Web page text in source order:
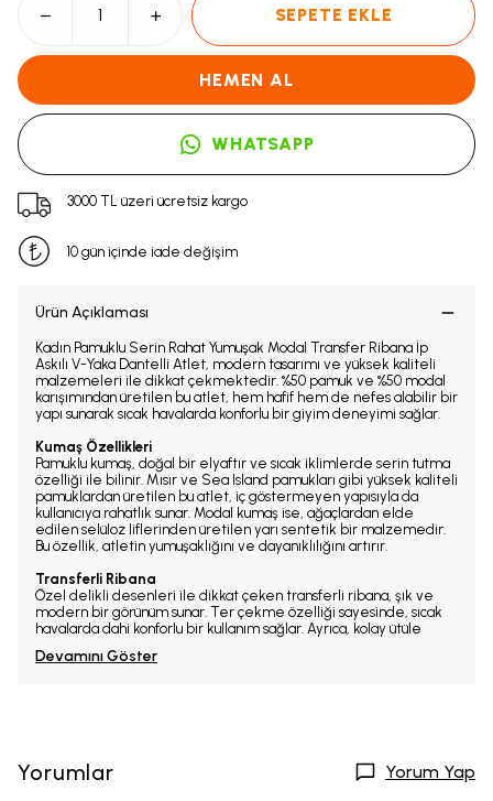
SEPETE EKLE
HEMEN AL
WHATSAPP
3000 TL üzeri ücretsiz kargo
10 gün içinde iade değişim
Ürün Açıklaması
Kadın Pamuklu Serin Rahat Yumuşak Modal Transfer Ribana İp
Askılı V-Yaka Dantelli Atlet, modern tasarımı ve yüksek kaliteli
malzemeleri ile dikkat çekmektedir. %50 pamuk ve %50 modal
karışımından üretilen bu atlet, hem hafif hem de nefes alabilir bir
yapı sunarak sıcak havalarda konforlu bir giyim deneyimi sağlar.
Kumaş Özellikleri
Pamuklu kumaş, doğal bir elyaftır ve sıcak iklimlerde serin tutma
özelliği ile bilinir. Mısır ve Sea Island pamukları gibi yüksek kaliteli
pamuklardan üretilen bu atlet, iç göstermeyen yapısıyla da
kullanıcıya rahatlık sunar. Modal kumaş ise, ağaçlardan elde
edilen selüloz liflerinden üretilen yarı sentetik bir malzemedir.
Bu özellik, atletin yumuşaklığını ve dayanıklılığını artırır.
Transferli Ribana
Özel delikli desenleri ile dikkat çeken transferli ribana, şık ve
modern bir görünüm sunar. Ter çekme özelliği sayesinde, sıcak
havalarda dahi konforlu bir kullanım sağlar. Ayrıca, kolay ütüle
Devamını Göster
Yorumlar Yorum Yap